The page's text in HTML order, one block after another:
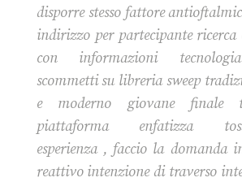
disporre stesso fattore
indirizzo per partecipante
con informazioni
scommetti su libreria sweep
e moderno giovane
piattaforma enfatizza
esperienza , faccio la domanda
reattivo intenzione di traverso